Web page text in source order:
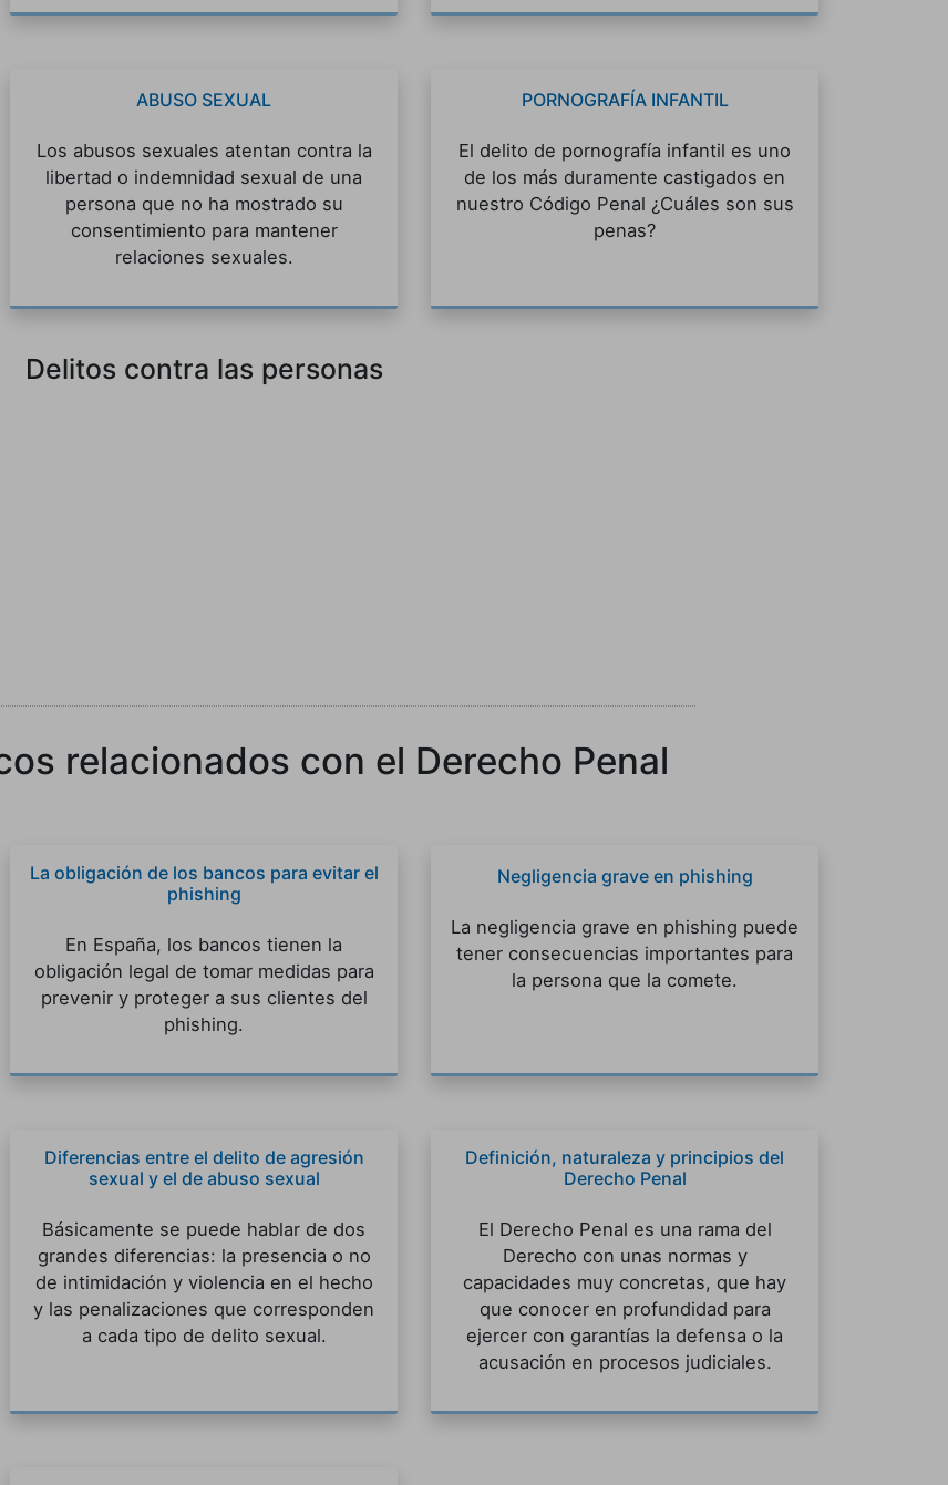
ABUSO SEXUAL
Los abusos sexuales atentan contra la
libertad o indemnidad sexual de una
persona que no ha mostrado su
consentimiento para mantener
relaciones sexuales.
PORNOGRAFÍA INFANTIL
El delito de pornografía infantil es uno
de los más duramente castigados en
nuestro Código Penal ¿Cuáles son sus
penas?
Delitos contra las personas
relacionados con el Derecho Penal
La obligación de los bancos para evitar el
phishing
En España, los bancos tienen la
obligación legal de tomar medidas para
prevenir y proteger a sus clientes del
phishing.
Negligencia grave en phishing
La negligencia grave en phishing puede
tener consecuencias importantes para
la persona que la comete.
Diferencias entre el delito de agresión
sexual y el de abuso sexual
Básicamente se puede hablar de dos
grandes diferencias: la presencia o no
de intimidación y violencia en el hecho
y las penalizaciones que corresponden
a cada tipo de delito sexual.
Definición, naturaleza y principios del
Derecho Penal
El Derecho Penal es una rama del
Derecho con unas normas y
capacidades muy concretas, que hay
que conocer en profundidad para
ejercer con garantías la defensa o la
acusación en procesos judiciales.